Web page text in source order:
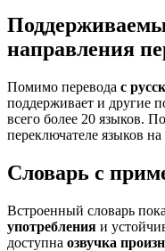
направления
Помимо перевода с
поддерживает и другие
всего более 20 языков.
переключателе языков на
Словарь с
Встроенный словарь
употребления и
доступна озвучка